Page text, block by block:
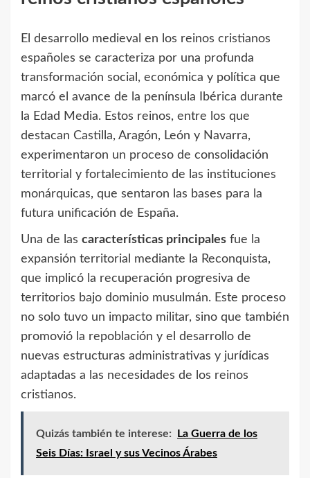
El desarrollo medieval en los reinos cristianos
españoles se caracteriza por una profunda
transformación social, económica y política que
marcó el avance de la península Ibérica durante
la Edad Media. Estos reinos, entre los que
destacan Castilla, Aragón, León y Navarra,
experimentaron un proceso de consolidación
territorial y fortalecimiento de las instituciones
monárquicas, que sentaron las bases para la
futura unificación de España.
Una de las características principales fue la
expansión territorial mediante la Reconquista,
que implicó la recuperación progresiva de
territorios bajo dominio musulmán. Este proceso
no solo tuvo un impacto militar, sino que también
promovió la repoblación y el desarrollo de
nuevas estructuras administrativas y jurídicas
adaptadas a las necesidades de los reinos
cristianos.
Quizás también te interese:
La Guerra de los
Seis Días: Israel y sus Vecinos Árabes